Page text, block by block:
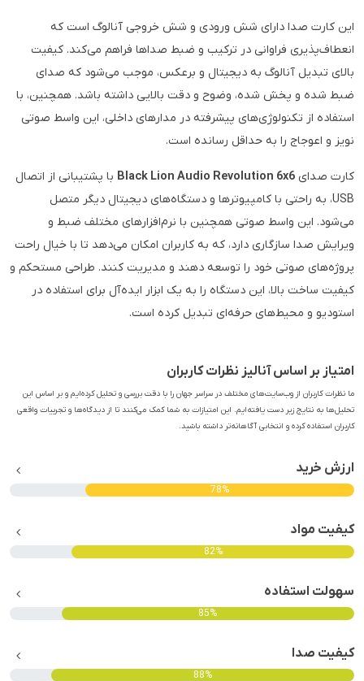
این کارت صدا دارای شش ورودی و شش خروجی آنالوگ است که
انعطاف‌پذیری فراوانی در ترکیب و ضبط صداها فراهم می‌کند. کیفیت
بالای تبدیل آنالوگ به دیجیتال و برعکس، موجب می‌شود که صدای
ضبط شده و پخش شده، وضوح و دقت بالایی داشته باشد. همچنین، با
استفاده از تکنولوژی‌های پیشرفته در مدارهای داخلی، این واسط صوتی
نویز و اعوجاج را به حداقل رسانده است.
کارت صدای Black Lion Audio Revolution 6x6 با پشتیبانی از اتصال
USB، به راحتی با کامپیوترها و دستگاه‌های دیجیتال دیگر متصل
می‌شود. این واسط صوتی همچنین با نرم‌افزارهای مختلف ضبط و
ویرایش صدا سازگاری دارد، که به کاربران امکان می‌دهد تا با خیال راحت
پروژه‌های صوتی خود را توسعه دهند و مدیریت کنند. طراحی مستحکم و
کیفیت ساخت بالا، این دستگاه را به یک ابزار ایده‌آل برای استفاده در
استودیو و محیط‌های حرفه‌ای تبدیل کرده است.
امتیاز بر اساس آنالیز نظرات کاربران
ما نظرات کاربران از وب‌سایت‌های مختلف در سراسر جهان را با دقت بررسی و تحلیل کرده‌ایم و بر اساس این
تحلیل‌ها به نتایج زیر دست یافته‌ایم. این امتیازات به شما کمک می‌کنند تا از دیدگاه‌ها و تجربیات واقعی
کاربران استفاده کرده و انتخابی آگاهانه‌تر داشته باشید.
ارزش خرید
78%
کیفیت مواد
82%
سهولت استفاده
85%
کیفیت صدا
88%